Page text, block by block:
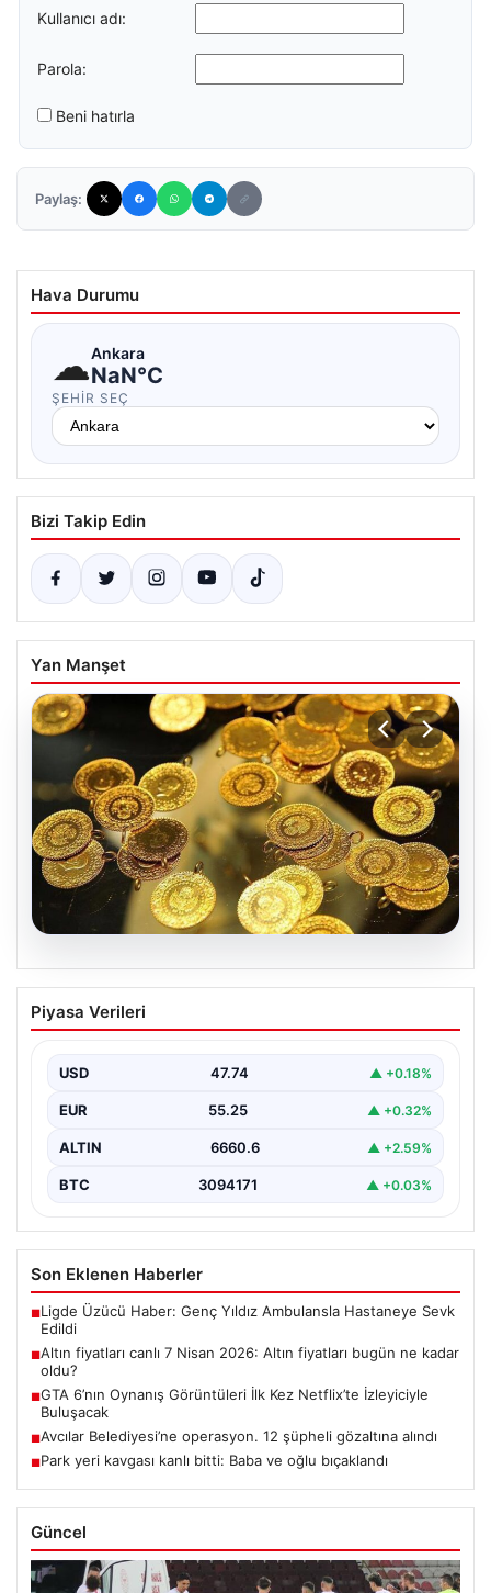
Kullanıcı adı:
Parola:
Beni hatırla
Paylaş:
Hava Durumu
☁Ankara
NaN°C
ŞEHIR SEÇ
Bizi Takip Edin
Yan Manşet
07.08.2026
Altın fiyatları canlı 7 Nisan 2026: Altın
fiyatları bugün ne kadar oldu?
Piyasa Verileri
USD 47.74 ▲ +0.18%
EUR 55.25 ▲ +0.32%
ALTIN 6660.6 ▲ +2.59%
BTC 3094171 ▲ +0.03%
Son Eklenen Haberler
■Ligde Üzücü Haber: Genç Yıldız Ambulansla Hastaneye Sevk
Edildi
■Altın fiyatları canlı 7 Nisan 2026: Altın fiyatları bugün ne kadar
oldu?
■GTA 6’nın Oynanış Görüntüleri İlk Kez Netflix’te İzleyiciyle
Buluşacak
■Avcılar Belediyesi’ne operasyon. 12 şüpheli gözaltına alındı
■Park yeri kavgası kanlı bitti: Baba ve oğlu bıçaklandı
Güncel